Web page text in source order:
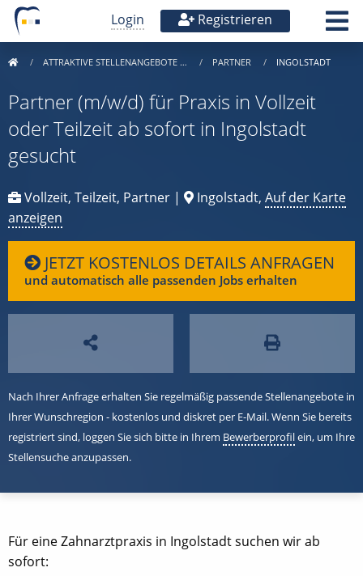
Login Registrieren
ATTRAKTIVE STELLENANGEBOTE … PARTNER INGOLSTADT
Partner (m/w/d) für Praxis in Vollzeit
oder Teilzeit ab sofort in Ingolstadt
gesucht
Vollzeit, Teilzeit, Partner | Ingolstadt, Auf der Karte
anzeigen
JETZT KOSTENLOS DETAILS ANFRAGEN
und automatisch alle passenden Jobs erhalten
Nach Ihrer Anfrage erhalten Sie regelmäßig passende Stellenangebote in
Ihrer Wunschregion - kostenlos und diskret per E-Mail. Wenn Sie bereits
registriert sind, loggen Sie sich bitte in Ihrem Bewerberprofilein, um Ihre
Stellensuche anzupassen.
Für eine Zahnarztpraxis in Ingolstadt suchen wir ab
sofort: